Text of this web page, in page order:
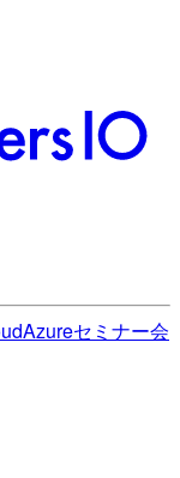
Azureセミナー会